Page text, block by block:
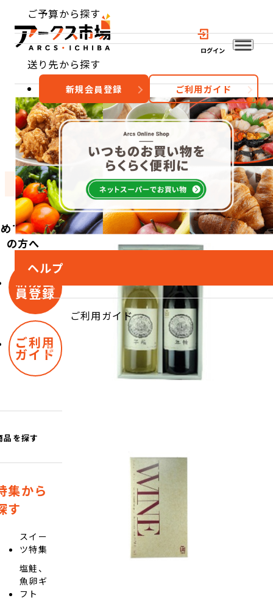
ログイン
ご予算から探す
送り先から探す
ヘルプ
ご利用ガイド
新規会員登録 ご利用ガイド
おすすめ 特集 カテゴリー
てご利用
の方へ
新規会
員登録
ご利用
ガイド
品を探す
集から
す
スイー
ツ特集
塩鮭、
魚卵ギ
フト